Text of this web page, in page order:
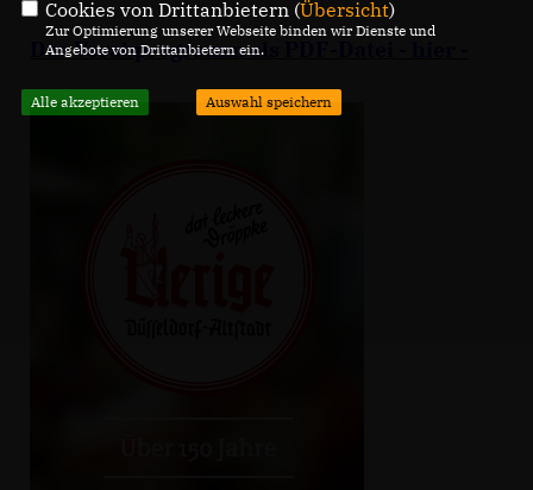
Das Vorabprogramm als PDF-Datei - hier -
Cookies von Drittanbietern (Übersicht)
Zur Optimierung unserer Webseite binden wir Dienste und
Angebote von Drittanbietern ein.
Alle akzeptieren Auswahl speichern